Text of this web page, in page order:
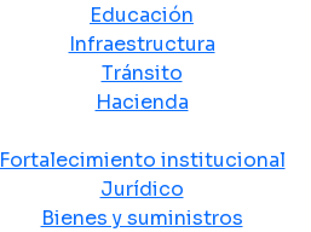
Educación
Infraestructura
Tránsito
Hacienda
Fortalecimiento institucional
Jurídico
Bienes y suministros